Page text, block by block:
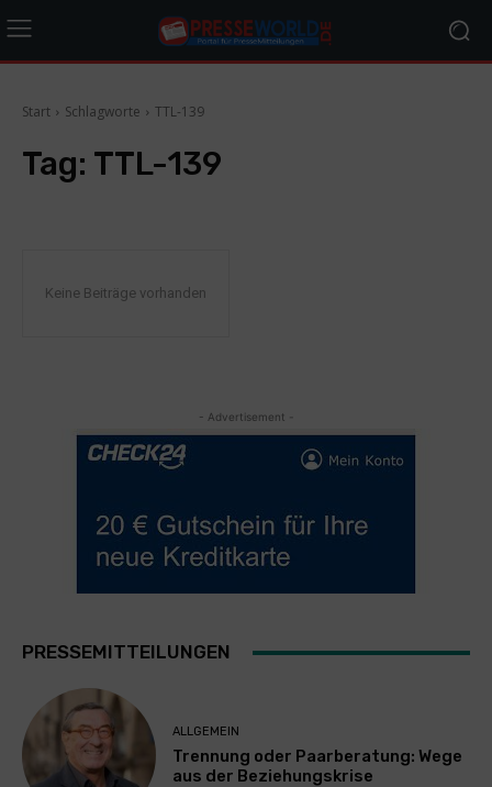
Start Schlagworte TTL-139
Tag: TTL-139
Keine Beiträge vorhanden
- Advertisement -
PRESSEMITTEILUNGEN
ALLGEMEIN
Trennung oder Paarberatung: Wege
aus der Beziehungskrise